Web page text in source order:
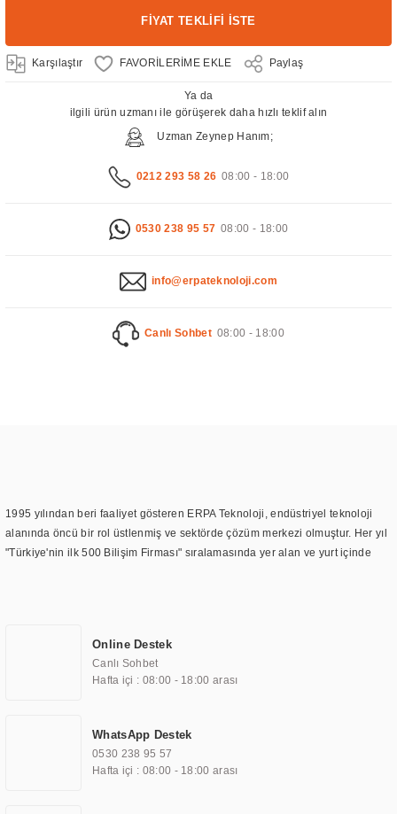
FİYAT TEKLİFİ İSTE
Karşılaştır Paylaş
Ya da
ilgili ürün uzmanı ile görüşerek daha hızlı teklif alın
Uzman Zeynep Hanım;
0212 293 58 26 08:00 - 18:00
0530 238 95 57 08:00 - 18:00
info@erpateknoloji.com
Canlı Sohbet 08:00 - 18:00
1995 yılından beri faaliyet gösteren ERPA Teknoloji, endüstriyel teknoloji
alanında öncü bir rol üstlenmiş ve sektörde çözüm merkezi olmuştur. Her yıl
"Türkiye'nin ilk 500 Bilişim Firması" sıralamasında yer alan ve yurt içinde
TOCHI markası altında kendi ürettiği ürünlerde kullanmıştır. Günümüzde
TOCHI; videowall, digital signage, kiosk, totem, akıllı durak ekranı, araç içi
ekran, asansör ekranı, digital menüboard, marin ekran, medikal ekran,
ekranları, endüstriyel ekranlar, kapı önü bilgi ekranları, panel PC,
endüstriyel Panel PC, mini PC, endüstriyel mini PC ve akıllı bina sistemleri
gibi çözümleri 4.5" ile 110” boyutları arasında üretebilirken, ayrıca standart
Online Destek
Canlı Sohbet
Hafta içi : 08:00 - 18:00 arası
WhatsApp Destek
0530 238 95 57
Hafta içi : 08:00 - 18:00 arası